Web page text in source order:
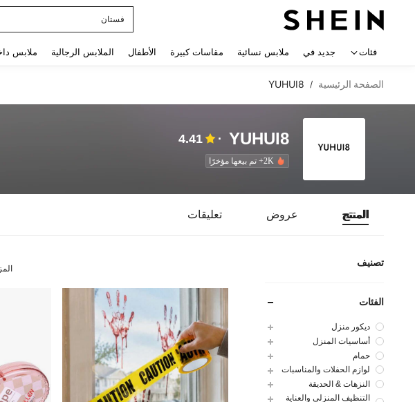
Squishy
فئات جديد في ملابس نسائية مقاسات كبيرة الأطفال الملابس الرجالية ملابس
الصفحة الرئيسية /
YUHUI8
YUHUI8
4.41
2K+ تم بيعها مؤخرًا
المنتج عروض تعليقات
تصنيف
الفئات
ديكور منزل
أساسيات المنزل
حمام
لوازم الحفلات والمناسبات
النزهات & الحديقة
التنظيف المنزلي والعناية